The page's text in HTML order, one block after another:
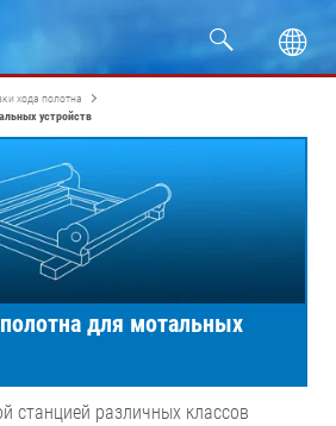
хода полотна
устройств
для мотальных
станцией различных классов